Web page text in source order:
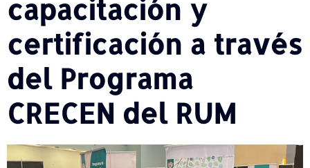
capacitación y
certificación a través
del Programa
CRECEN del RUM